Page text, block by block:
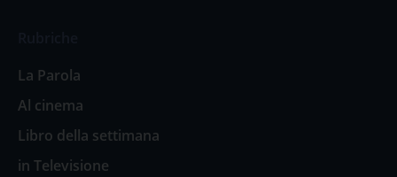
La Parola
Al cinema
Libro della settimana
in Televisione